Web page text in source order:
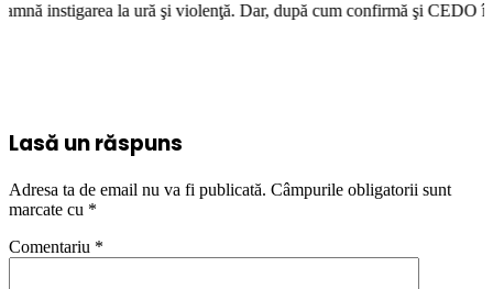
la ură şi violenţă. Dar, după cum confirmă şi CEDO în cazul
Lasă un răspuns
Adresa ta de email nu va fi publicată. Câmpurile obligatorii sunt
marcate cu *
Comentariu *